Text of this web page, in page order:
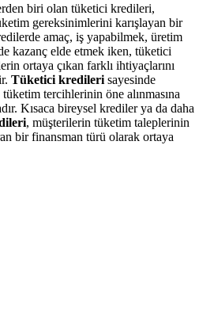
biri olan tüketici kredileri,
gereksinimlerini karışlayan bir
amaç, iş yapabilmek, üretim
kazanç elde etmek iken, tüketici
ortaya çıkan farklı ihtiyaçlarını
Tüketici kredileri sayesinde
tercihlerinin öne alınmasına
Kısaca bireysel krediler ya da daha
, müşterilerin tüketim taleplerinin
bir finansman türü olarak ortaya